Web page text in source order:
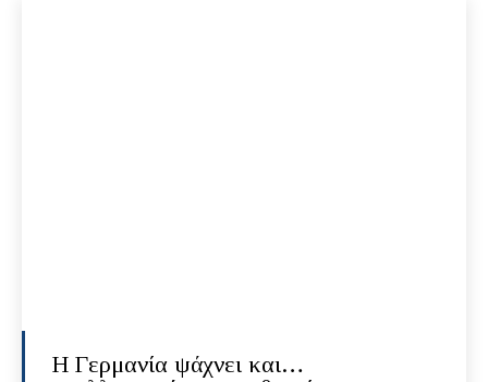
H Γερμανία ψάχνει και…